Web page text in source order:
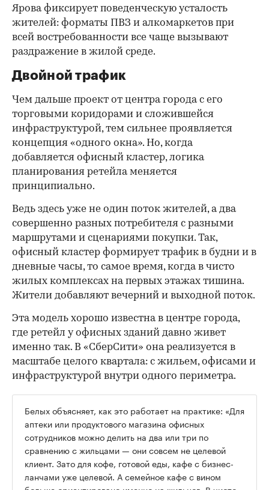
Ярова фиксирует поведенческую усталость
жителей: форматы ПВЗ и алкомаркетов при
всей востребованности все чаще вызывают
раздражение в жилой среде.
Двойной трафик
Чем дальше проект от центра города с его
торговыми коридорами и сложившейся
инфраструктурой, тем сильнее проявляется
концепция «одного окна». Но, когда
добавляется офисный кластер, логика
планирования ретейла меняется
принципиально.
Ведь здесь уже не один поток жителей, а два
совершенно разных потребителя с разными
маршрутами и сценариями покупки. Так,
офисный кластер формирует трафик в будни и в
дневные часы, то самое время, когда в чисто
жилых комплексах на первых этажах тишина.
Жители добавляют вечерний и выходной поток.
Эта модель хорошо известна в центре города,
где ретейл у офисных зданий давно живет
именно так. В «СберСити» она реализуется в
масштабе целого квартала: с жильем, офисами и
инфраструктурой внутри одного периметра.
Белых объясняет, как это работает на практике: «Для
аптеки или продуктового магазина офисных
сотрудников можно делить на два или три по
сравнению с жильцами — они совсем не целевой
клиент. Зато для кофе, готовой еды, кафе с бизнес-
ланчами уже целевой. А семейное кафе с вином